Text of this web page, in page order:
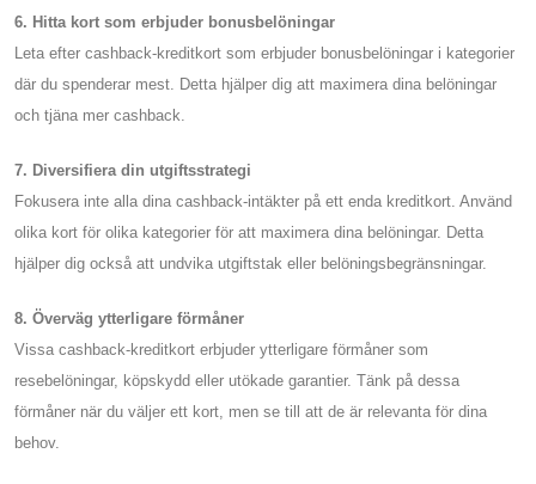
6. Hitta kort som erbjuder bonusbelöningar
Leta efter cashback-kreditkort som erbjuder bonusbelöningar i kategorier
där du spenderar mest. Detta hjälper dig att maximera dina belöningar
och tjäna mer cashback.
7. Diversifiera din utgiftsstrategi
Fokusera inte alla dina cashback-intäkter på ett enda kreditkort. Använd
olika kort för olika kategorier för att maximera dina belöningar. Detta
hjälper dig också att undvika utgiftstak eller belöningsbegränsningar.
8. Överväg ytterligare förmåner
Vissa cashback-kreditkort erbjuder ytterligare förmåner som
resebelöningar, köpskydd eller utökade garantier. Tänk på dessa
förmåner när du väljer ett kort, men se till att de är relevanta för dina
behov.